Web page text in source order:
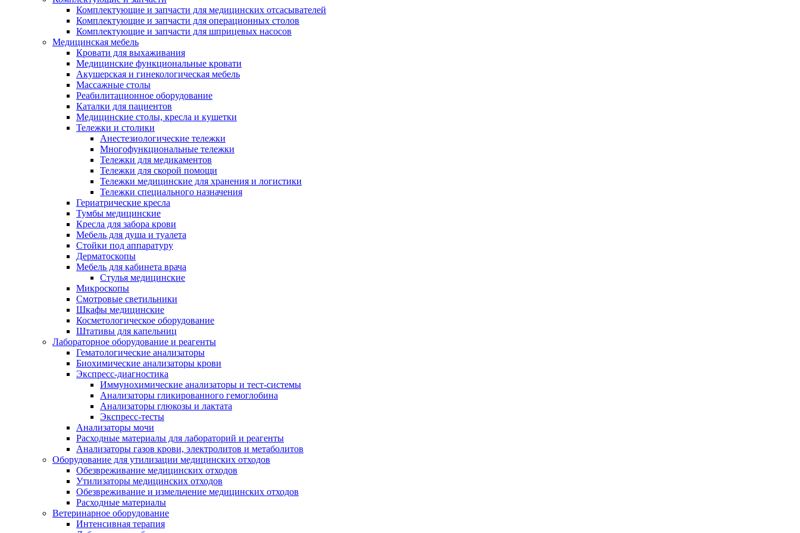
Комплектующие и запчасти для медицинских отсасывателей
Комплектующие и запчасти для операционных столов
Комплектующие и запчасти для шприцевых насосов
Медицинская мебель
Кровати для выхаживания
Медицинские функциональные кровати
Акушерская и гинекологическая мебель
Массажные столы
Реабилитационное оборудование
Каталки для пациентов
Медицинские столы, кресла и кушетки
Тележки и столики
Анестезиологические тележки
Многофункциональные тележки
Тележки для медикаментов
Тележки для скорой помощи
Тележки медицинские для хранения и логистики
Тележки специального назначения
Гериатрические кресла
Тумбы медицинские
Кресла для забора крови
Мебель для душа и туалета
Стойки под аппаратуру
Дерматоскопы
Мебель для кабинета врача
Стулья медицинские
Микроскопы
Смотровые светильники
Шкафы медицинские
Косметологическое оборудование
Штативы для капельниц
Лабораторное оборудование и реагенты
Гематологические анализаторы
Биохимические анализаторы крови
Экспресс-диагностика
Иммунохимические анализаторы и тест-системы
Анализаторы гликированного гемоглобина
Анализаторы глюкозы и лактата
Экспресс-тесты
Анализаторы мочи
Расходные материалы для лабораторий и реагенты
Анализаторы газов крови, электролитов и метаболитов
Оборудование для утилизации медицинских отходов
Обезвреживание медицинских отходов
Утилизаторы медицинских отходов
Обезвреживание и измельчение медицинских отходов
Расходные материалы
Ветеринарное оборудование
Интенсивная терапия